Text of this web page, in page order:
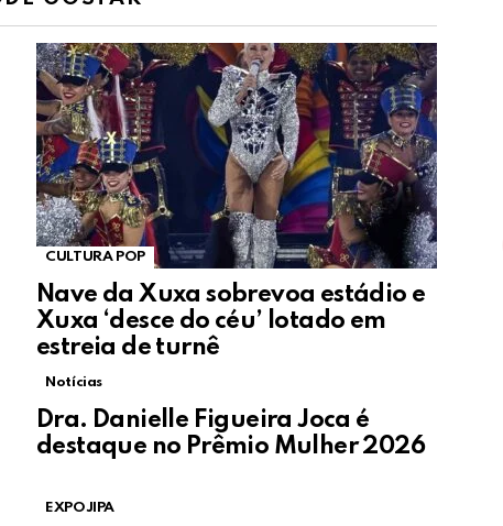
CULTURA POP
Nave da Xuxa sobrevoa estádio e
Xuxa ‘desce do céu’ lotado em
estreia de turnê
Notícias
Dra. Danielle Figueira Joca é
destaque no Prêmio Mulher 2026
EXPOJIPA